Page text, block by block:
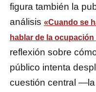
figura también la
análisis «Cuando se
hablar de la
reflexión sobre
público intenta
cuestión central